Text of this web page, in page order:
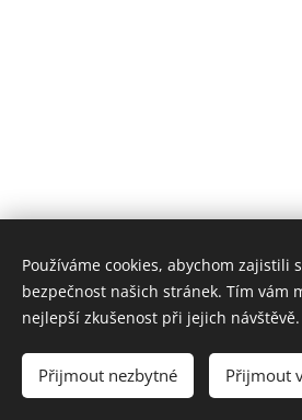
© 2022 Atletika - SK
Vytvořeno službou
Používáme cookies, abychom zajistili
bezpečnost našich stránek. Tím vám
nejlepší zkušenost při jejich návštěvě.
Přijmout nezbytné Přijmout